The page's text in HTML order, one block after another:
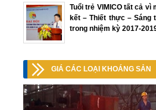
Tuổi trẻ VIMICO tất cả vì
kết – Thiết thực – Sáng
trong nhiệm kỳ 2017-
GIÁ CÁC LOẠI KHOÁNG SẢN